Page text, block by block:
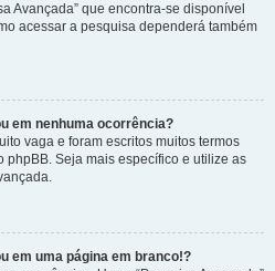
Avançada” que encontra-se disponível
acessar a pesquisa dependerá também
em nenhuma ocorrência?
vaga e foram escritos muitos termos
Seja mais específico e utilize as
em uma página em branco!?